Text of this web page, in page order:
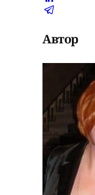
Автор